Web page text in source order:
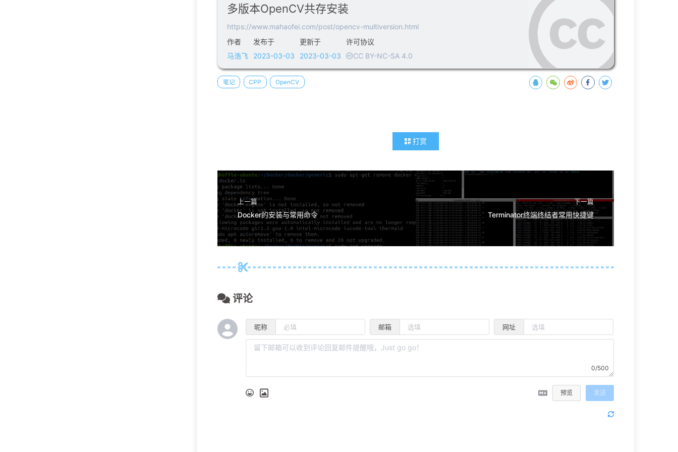
多版本OpenCV共存安装
https://www.mahaofei.com/post/opencv-multiversion.html
作者
马浩飞
发布于
2023-03-03
更新于
2023-03-03
许可协议
CC BY-NC-SA 4.0
笔记 CPP OpenCV
打赏
上一篇
Docker的安装与常用命令
下一篇
Terminator终端终结者常用快捷键
评论
昵称 邮箱 网址
0/500
预览 发送